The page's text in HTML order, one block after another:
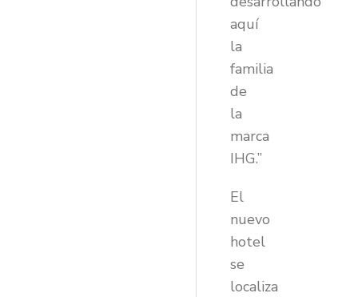
aquí
la
familia
de
la
marca
IHG.”
El
nuevo
hotel
se
localiza